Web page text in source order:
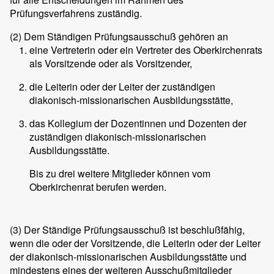
Prüfungsverfahrens zuständig.
(2) Dem Ständigen Prüfungsausschuß gehören an
eine Vertreterin oder ein Vertreter des Oberkirchenrats
als Vorsitzende oder als Vorsitzender,
die Leiterin oder der Leiter der zuständigen
diakonisch-missionarischen Ausbildungsstätte,
das Kollegium der Dozentinnen und Dozenten der
zuständigen diakonisch-missionarischen
Ausbildungsstätte.
Bis zu drei weitere Mitglieder können vom
Oberkirchenrat berufen werden.
(3) Der Ständige Prüfungsausschuß ist beschlußfähig,
wenn die oder der Vorsitzende, die Leiterin oder der Leiter
der diakonisch-missionarischen Ausbildungsstätte und
mindestens eines der weiteren Ausschußmitglieder